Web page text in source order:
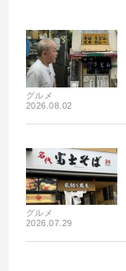
グルメ
2026.08.02
グルメ
2026.07.29